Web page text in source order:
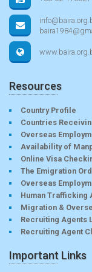
Resources
Country Profile
Countries
Overseas
Availability of
Online Visa
The Emigration
Overseas
Human Trafficking
Migration &
Recruiting Agents
Recruiting Agent
Important Links